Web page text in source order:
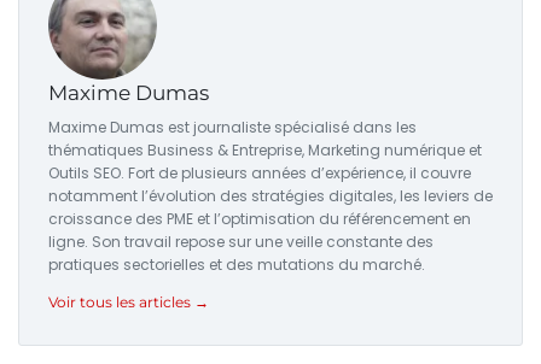
Maxime Dumas
Maxime Dumas est journaliste spécialisé dans les
thématiques Business & Entreprise, Marketing numérique et
Outils SEO. Fort de plusieurs années d’expérience, il couvre
notamment l’évolution des stratégies digitales, les leviers de
croissance des PME et l’optimisation du référencement en
ligne. Son travail repose sur une veille constante des
pratiques sectorielles et des mutations du marché.
Voir tous les articles →